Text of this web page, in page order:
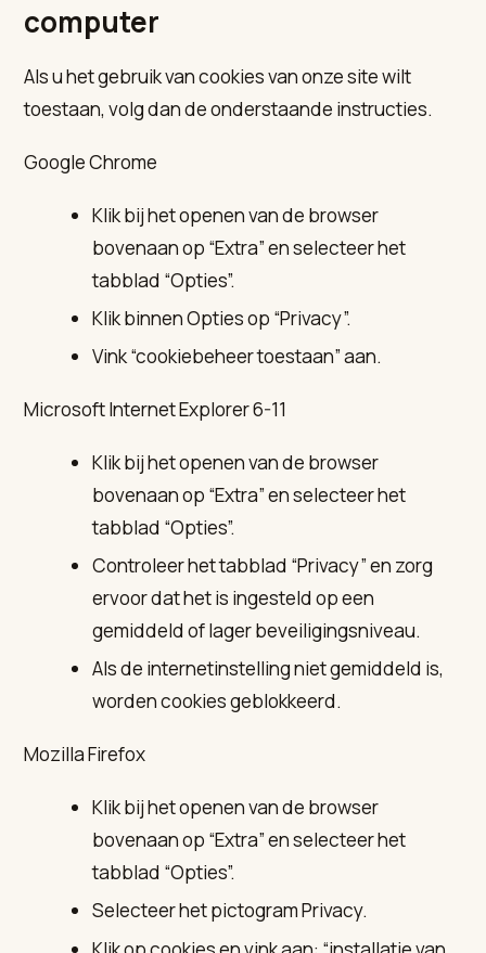
computer
Als u het gebruik van cookies van onze site wilt
toestaan, volg dan de onderstaande instructies.
Google Chrome
Klik bij het openen van de browser
bovenaan op “Extra” en selecteer het
tabblad “Opties”.
Klik binnen Opties op “Privacy”.
Vink “cookiebeheer toestaan” aan.
Microsoft Internet Explorer 6-11
Klik bij het openen van de browser
bovenaan op “Extra” en selecteer het
tabblad “Opties”.
Controleer het tabblad “Privacy” en zorg
ervoor dat het is ingesteld op een
gemiddeld of lager beveiligingsniveau.
Als de internetinstelling niet gemiddeld is,
worden cookies geblokkeerd.
Mozilla Firefox
Klik bij het openen van de browser
bovenaan op “Extra” en selecteer het
tabblad “Opties”.
Selecteer het pictogram Privacy.